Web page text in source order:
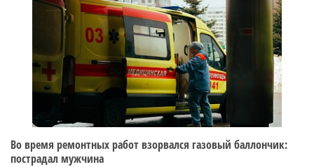
Во время ремонтных работ взорвался газовый баллончик:
пострадал мужчина